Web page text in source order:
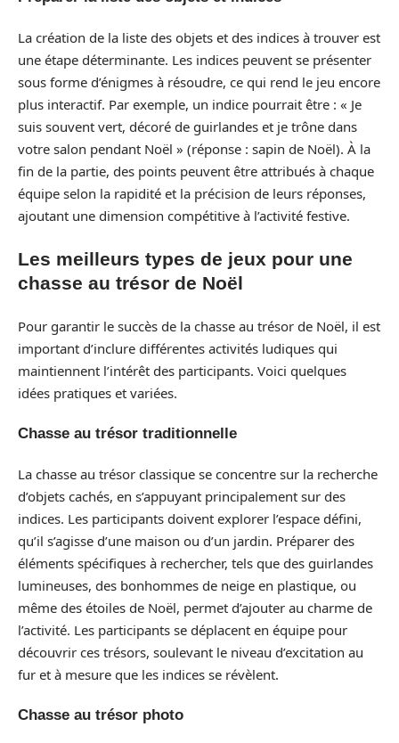
La création de la liste des objets et des indices à trouver est
une étape déterminante. Les indices peuvent se présenter
sous forme d’énigmes à résoudre, ce qui rend le jeu encore
plus interactif. Par exemple, un indice pourrait être : « Je
suis souvent vert, décoré de guirlandes et je trône dans
votre salon pendant Noël » (réponse : sapin de Noël). À la
fin de la partie, des points peuvent être attribués à chaque
équipe selon la rapidité et la précision de leurs réponses,
ajoutant une dimension compétitive à l’activité festive.
Les meilleurs types de jeux pour une
chasse au trésor de Noël
Pour garantir le succès de la chasse au trésor de Noël, il est
important d’inclure différentes activités ludiques qui
maintiennent l’intérêt des participants. Voici quelques
idées pratiques et variées.
Chasse au trésor traditionnelle
La chasse au trésor classique se concentre sur la recherche
d’objets cachés, en s’appuyant principalement sur des
indices. Les participants doivent explorer l’espace défini,
qu’il s’agisse d’une maison ou d’un jardin. Préparer des
éléments spécifiques à rechercher, tels que des guirlandes
lumineuses, des bonhommes de neige en plastique, ou
même des étoiles de Noël, permet d’ajouter au charme de
l’activité. Les participants se déplacent en équipe pour
découvrir ces trésors, soulevant le niveau d’excitation au
fur et à mesure que les indices se révèlent.
Chasse au trésor photo